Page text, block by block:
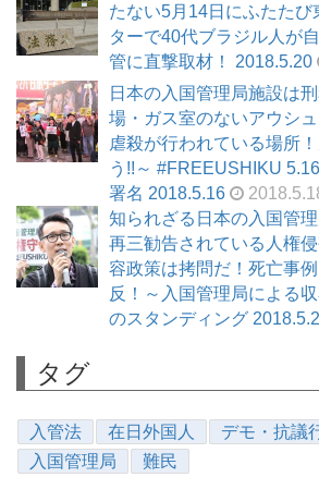
たない5月14日にふたたび
ターで40代ブラジル人が
管に直撃取材！ 2018.5.20
日本の入国管理局施設は
場・ガス室のないアウシ
虐殺が行われている場所
う!!～ #FREEUSHIKU
署名 2018.5.16
知られざる日本の入国管
再三勧告されている人権
容政策は拷問だ！死亡事
反！～入国管理局による
のスタンディング 2018.5.2
タグ
入管法 在日外国人 デモ・抗議
入国管理局
難民